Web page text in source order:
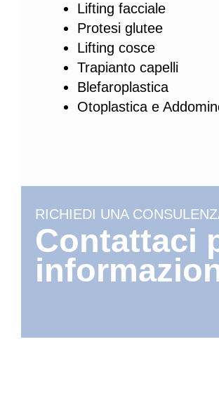
Lifting facciale
Protesi glutee
Lifting cosce
Trapianto capelli
Blefaroplastica
Otoplastica e
RICHIEDI UNA
Contattaci